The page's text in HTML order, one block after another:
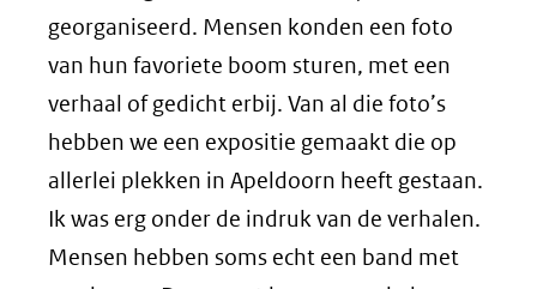
georganiseerd. Mensen konden een foto
van hun favoriete boom sturen, met een
verhaal of gedicht erbij. Van al die foto’s
hebben we een expositie gemaakt die op
allerlei plekken in Apeldoorn heeft gestaan.
Ik was erg onder de indruk van de verhalen.
Mensen hebben soms echt een band met